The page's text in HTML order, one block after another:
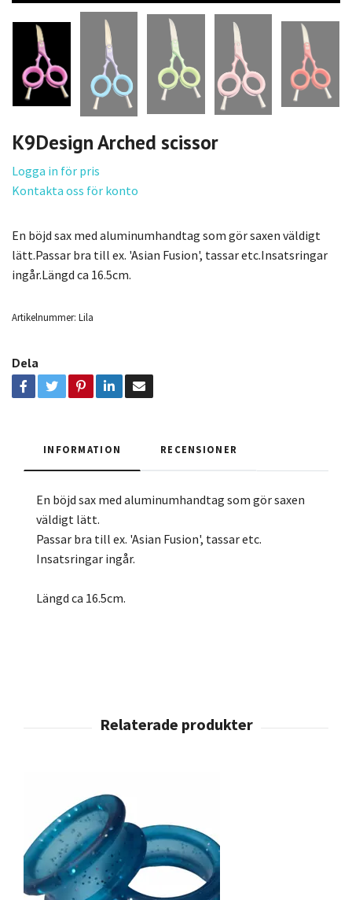
K9Design Arched scissor
Logga in för pris
Kontakta oss för konto
En böjd sax med aluminumhandtag som gör saxen väldigt
lätt.Passar bra till ex. 'Asian Fusion', tassar etc.Insatsringar
ingår.Längd ca 16.5cm.
Artikelnummer: Lila
Dela
INFORMATION RECENSIONER
En böjd sax med aluminumhandtag som gör saxen
väldigt lätt.
Passar bra till ex. 'Asian Fusion', tassar etc.
Insatsringar ingår.
Längd ca 16.5cm.